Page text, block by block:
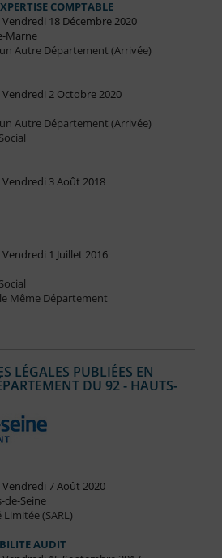
COMPTABLE
18 Décembre 2020
Marne
Autre Département (Arrivée)
2 Octobre 2020
Autre Département (Arrivée)
3 Août 2018
1 Juillet 2016
Même Département
LÉGALES PUBLIÉES EN
DU 92 - HAUTS-
7 Août 2020
de-Seine
(SARL)
AUDIT